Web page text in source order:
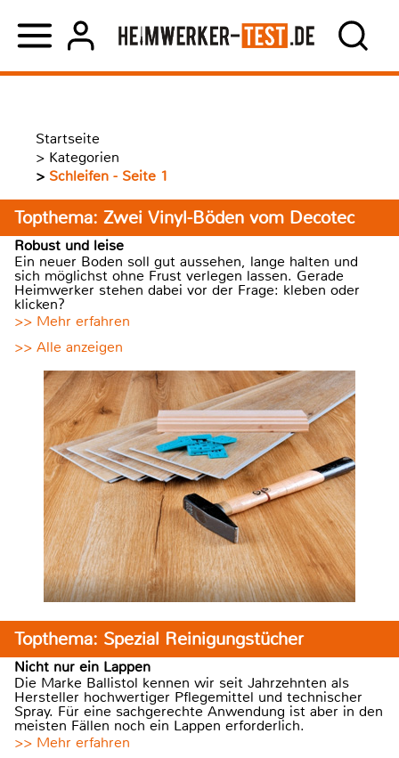
Startseite
> Kategorien
> Schleifen - Seite 1
Topthema: Zwei Vinyl-Böden vom Decotec
Robust und leise
Ein neuer Boden soll gut aussehen, lange halten und
sich möglichst ohne Frust verlegen lassen. Gerade
Heimwerker stehen dabei vor der Frage: kleben oder
klicken?
>> Mehr erfahren
>> Alle anzeigen
Topthema: Spezial Reinigungstücher
Nicht nur ein Lappen
Die Marke Ballistol kennen wir seit Jahrzehnten als
Hersteller hochwertiger Pflegemittel und technischer
Spray. Für eine sachgerechte Anwendung ist aber in den
meisten Fällen noch ein Lappen erforderlich.
>> Mehr erfahren